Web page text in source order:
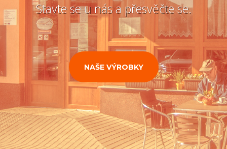
Stavte se u nás a přesvěčte se.
NAŠE VÝROBKY